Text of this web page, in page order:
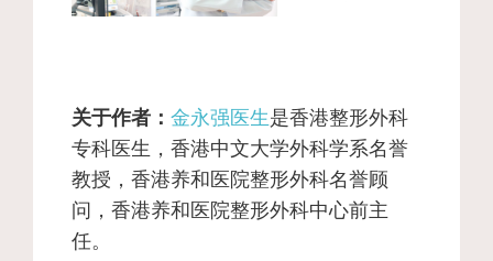
关于作者： 金永强医生是香港整形外科
专科医生，香港中文大学外科学系名誉
教授，香港养和医院整形外科名誉顾
问，香港养和医院整形外科中心前主
任。